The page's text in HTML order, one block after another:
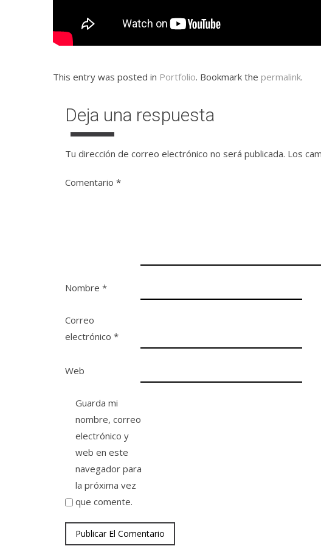
This entry was posted in Portfolio. Bookmark the permalink.
Deja una respuesta
Tu dirección de correo electrónico no será publicada. Los
Comentario *
Nombre *
Correo
electrónico *
Web
Guarda mi
nombre, correo
electrónico y
web en este
navegador para
la próxima vez
que comente.